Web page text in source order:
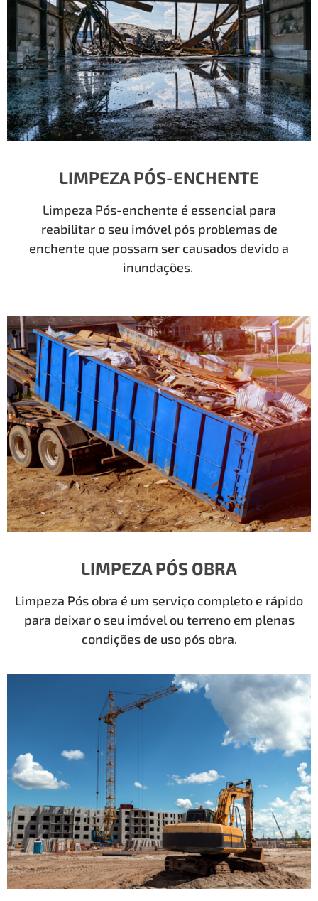
LIMPEZA PÓS-ENCHENTE
Limpeza Pós-enchente é essencial para
reabilitar o seu imóvel pós problemas de
enchente que possam ser causados devido a
inundações.
LIMPEZA PÓS OBRA
Limpeza Pós obra é um serviço completo e rápido
para deixar o seu imóvel ou terreno em plenas
condições de uso pós obra.